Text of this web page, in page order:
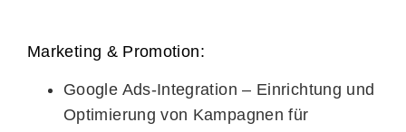
Marketing & Promotion:
Google Ads-Integration – Einrichtung und
Optimierung von Kampagnen für